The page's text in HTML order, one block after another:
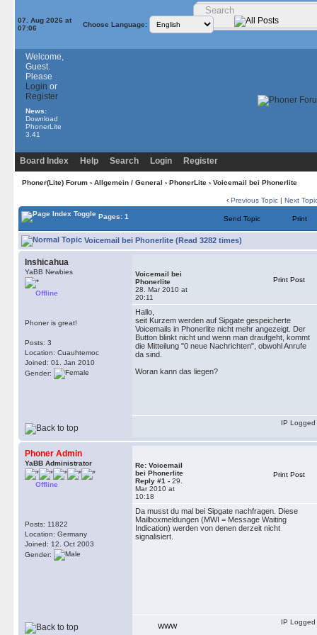
07. Aug 2026 at
07:06
Choose Language:
Welcome,
Guest.
Please
Login or
Register
News:
Download
PhonerLite
3.41
Board Index Help Search Login Register
Phoner(Lite) Forum› Allgemein / General › PhonerLite› Voicemail bei Phonerlite
‹ Previous Topic | Next
Pages: 1 Send Topic Print
Voicemail bei Phonerlite (Read 3282 times)
Inshicahua
YaBB Newbies
Offline
Phoner is great!
Posts: 3
Location: Cuauhtemoc
Joined: 01. Jan 2010
Gender:
Voicemail bei
Phonerlite
28. Mar 2010 at
20:11
Print Post
Hallo,
seit Kurzem werden auf Sipgate gespeicherte
Voicemails in Phonerlite nicht mehr angezeigt. Der
Button blinkt nicht und wenn man draufgeht, kommt
die Mitteilung "0 neue Nachrichten", obwohl Anrufe
da sind.
Woran kann das liegen?
IP Logged
Phoner Admin
YaBB Administrator
Offline
Posts: 11822
Location: Germany
Joined: 12. Oct 2003
Gender:
Re: Voicemail
bei Phonerlite
Reply #1 - 29.
Mar 2010 at
10:18
Print Post
Da musst du mal bei Sipgate nachfragen. Diese
Mailboxmeldungen (MWI = Message Waiting
Indication) werden von denen derzeit nicht
signalisiert.
WWW
IP Logged